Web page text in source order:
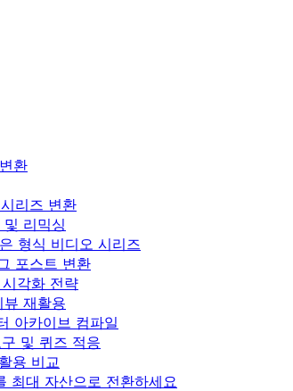
환
리즈 변환
리믹싱
형식 비디오 시리즈
포스트 변환
각화 전략
재활용
아카이브 컴파일
및 퀴즈 적응
용 비교
최대 자산으로 전환하세요